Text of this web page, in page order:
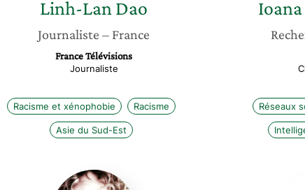
Linh-Lan Dao
Journaliste – France
France Télévisions
Journaliste
Racisme et xénophobie Racisme
Asie du Sud-Est
Ioana
Réseaux
Refka